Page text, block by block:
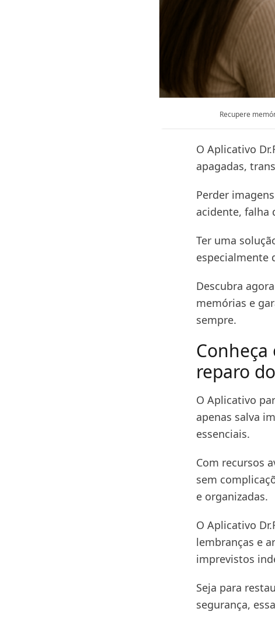
Recupere
O Aplicativo
apagadas,
Perder
acidente, falha
Ter uma
especialmente
Descubra
memórias e
sempre.
Conheça
reparo
O Aplicativo
apenas salva
essenciais.
Com recursos
sem
e organizadas.
O Aplicativo
lembranças e
imprevistos
Seja para
segurança,